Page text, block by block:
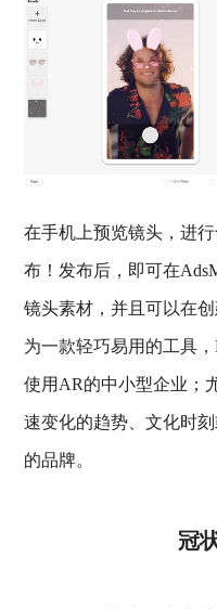
在手机上预览镜头，进
布！发布后，即可在
镜头素材，并且可以在
为一款轻巧易用的工具
使用AR的中小型企业；
速变化的趋势、文化时
的品牌。
冠